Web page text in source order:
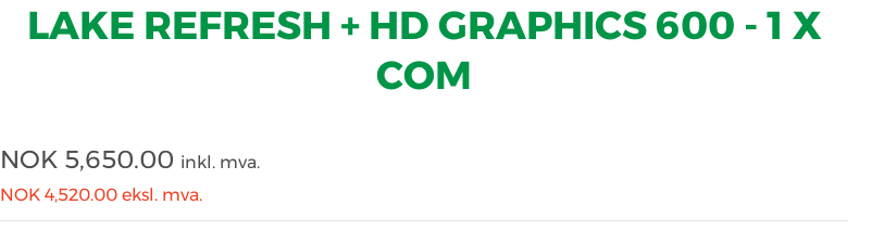
LAKE REFRESH + HD GRAPHICS 600 - 1 X
COM
NOK 5,650.00 inkl. mva.
NOK 4,520.00 eksl. mva.